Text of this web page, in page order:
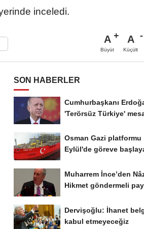
inceledi.
A
Büyüt
A
Küçült
SON HABERLER
Cumhurbaşkanı
'Terörsüz Türkiye'
Osman Gazi platformu
Eylül'de göreve
Muharrem İnce’den
Hikmet göndermeli
Dervişoğlu: İhanet
kabul etmeyeceğiz